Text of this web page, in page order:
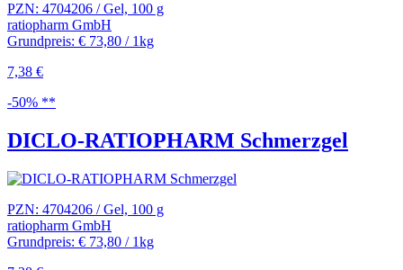
PZN: 4704206 / Gel, 100 g
ratiopharm GmbH
Grundpreis: € 73,80 / 1kg
7,38 €
-50% **
DICLO-RATIOPHARM Schmerzgel
PZN: 4704206 / Gel, 100 g
ratiopharm GmbH
Grundpreis: € 73,80 / 1kg